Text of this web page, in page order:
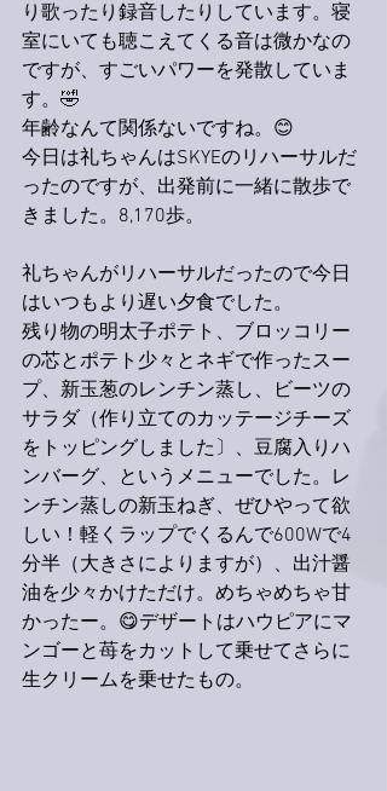
り歌ったり録音したりしています。寝
室にいても聴こえてくる音は微かなの
ですが、すごいパワーを発散していま
す。🤣
年齢なんて関係ないですね。😊
今日は礼ちゃんはSKYEのリハーサルだ
ったのですが、出発前に一緒に散歩で
きました。8,170歩。
礼ちゃんがリハーサルだったので今日
はいつもより遅い夕食でした。
残り物の明太子ポテト、ブロッコリー
の芯とポテト少々とネギで作ったスー
プ、新玉葱のレンチン蒸し、ビーツの
サラダ（作り立てのカッテージチーズ
をトッピングしました〕、豆腐入りハ
ンバーグ、というメニューでした。レ
ンチン蒸しの新玉ねぎ、ぜひやって欲
しい！軽くラップでくるんで600Wで4
分半（大きさによりますが）、出汁醤
油を少々かけただけ。めちゃめちゃ甘
かったー。😋デザートはハウピアにマ
ンゴーと苺をカットして乗せてさらに
生クリームを乗せたもの。